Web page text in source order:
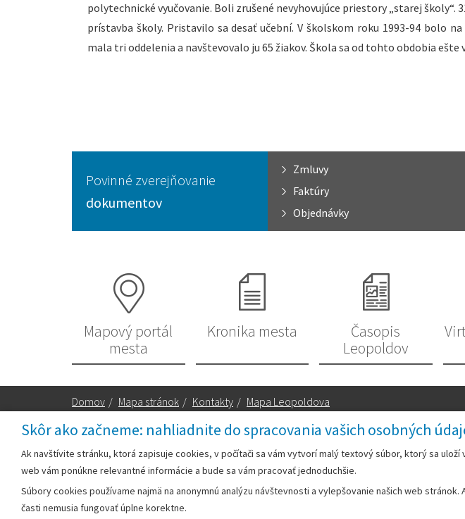
Skôr ako začneme: nahliadnite do spracovania vašich osobných
Ak navštívite stránku, ktorá zapisuje cookies, v počítači sa vám vytvorí malý textový súbor, ktorý sa
web vám ponúkne relevantné informácie a bude sa vám pracovať jednoduchšie.
Súbory cookies používame najmä na anonymnú analýzu návštevnosti a vylepšovanie našich web
časti nemusia fungovať úplne korektne.
polytechnické vyučovanie. Boli zrušené nevyhovujúce priestory „starej školy“.
prístavba školy. Pristavilo sa desať učební. V školskom roku 1993-94 bolo
mala tri oddelenia a navštevovalo ju 65 žiakov. Škola sa od tohto obdobia ešte
Povinné zverejňovanie
dokumentov
Zmluvy
Faktúry
Objednávky
Mapový portál
mesta
Kronika mesta
Časopis
Leopoldov
Domov / Mapa stránok / Kontakty / Mapa Leopoldova
Mestský úrad Leopoldov
Hlohovská cesta 1818/2A